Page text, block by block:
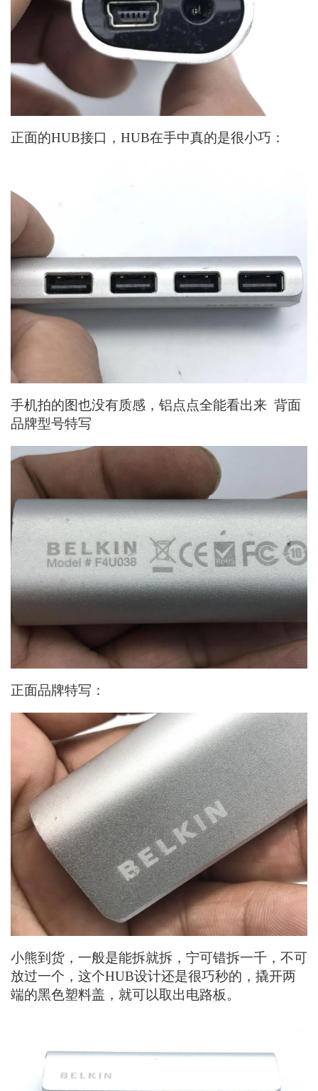
正面的HUB接口，HUB在手中真的是很小巧：
手机拍的图也没有质感，铝点点全能看出来 背面
品牌型号特写
正面品牌特写：
小熊到货，一般是能拆就拆，宁可错拆一千，不可
放过一个，这个HUB设计还是很巧秒的，撬开两
端的黑色塑料盖，就可以取出电路板。